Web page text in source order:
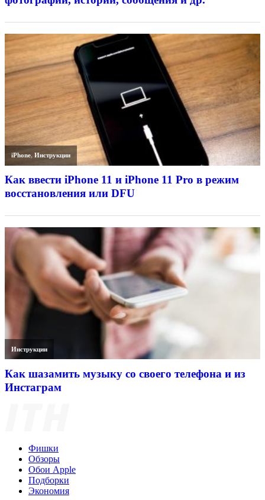
iPhone,Инструкции
Как ввести iPhone 11 и iPhone 11 Pro в режим
восстановления или DFU
Инструкции
Как шазамить музыку со своего телефона и из
Инстаграм
Фишки
Обзоры
Обои Apple
Подборки
Экономия